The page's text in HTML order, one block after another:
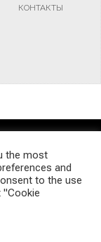
КОНТАКТЫ
SITEMAP
TagDiv
the most
and
to the use
"Cookie